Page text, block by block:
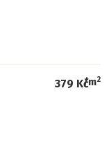
379 Kč
/m2